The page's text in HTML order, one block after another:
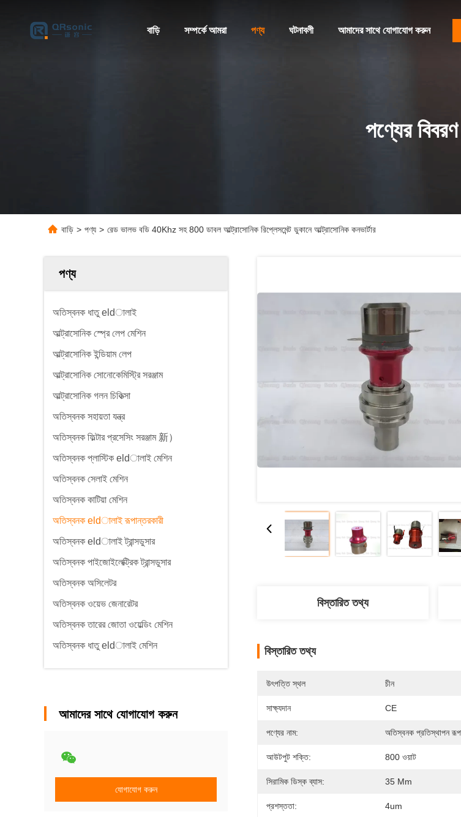
বাড়ি সম্পর্কে আমরা পণ্য ঘটনাবলী আমাদের সাথে যোগাযোগ করুন
পণ্যের বিবরণ
বাড়ি > পণ্য > রেড ভালভ বডি 40Khz সহ 800 ডাবল আল্ট্রাসোনিক রিপ্লেসমেন্ট ডুকানে আল্ট্রাসোনিক কনভার্টার
পণ্য
অতিস্বনক ধাতু eldালাই
আল্ট্রাসোনিক স্প্রে লেপ মেশিন
আল্ট্রাসোনিক ইন্ডিয়াম লেপ
আল্ট্রাসোনিক সোনোকেমিস্ট্রি সরঞ্জাম
আল্ট্রাসোনিক গলন চিকিত্সা
অতিস্বনক সহায়তা যন্ত্র
অতিস্বনক ফিল্টার প্রসেসিং সরঞ্জাম 新）
অতিস্বনক প্লাস্টিক eldালাই মেশিন
অতিস্বনক সেলাই মেশিন
অতিস্বনক কাটিয়া মেশিন
অতিস্বনক eldালাই রূপান্তরকারী
অতিস্বনক eldালাই ট্রান্সডুসার
অতিস্বনক পাইজোইলেক্ট্রিক ট্রান্সডুসার
অতিস্বনক অসিলেটর
অতিস্বনক ওয়েভ জেনারেটর
অতিস্বনক তারের জোতা ওয়েল্ডিং মেশিন
অতিস্বনক ধাতু eldালাই মেশিন
আমাদের সাথে যোগাযোগ করুন
যোগাযোগ করুন
বিস্তারিত তথ্য
বিস্তারিত তথ্য
উৎপত্তি স্থল চীন
সাক্ষ্যদান CE
পণ্যের নাম: অতিস্বনক প্রতিস্থাপন
আউটপুট শক্তি: 800 ওয়াট
সিরামিক ডিস্ক ব্যাস: 35 Mm
প্রশস্ততা: 4um